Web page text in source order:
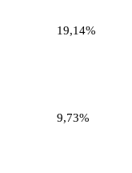
19,14%
9,73%